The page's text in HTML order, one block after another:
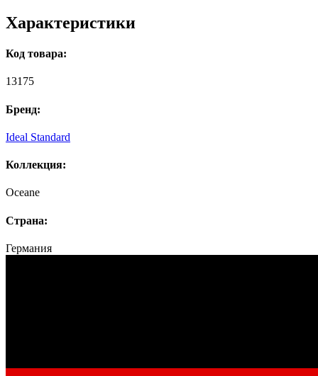
Характеристики
Код товара:
13175
Бренд:
Ideal Standard
Коллекция:
Oceane
Страна:
Германия